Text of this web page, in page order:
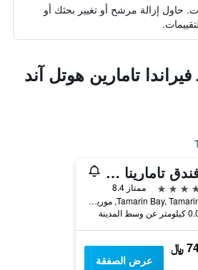
حاول إزالة مرشح أو تغيير بحثك أو
تامارين هوتل آند
فندق تامارينا غولف آند سبا البوتيكي
ممتاز 8.4
Tamarin Bay, Tamarin, موريشيوس
عن وسط المدينة
﷼
عرض الصفقة